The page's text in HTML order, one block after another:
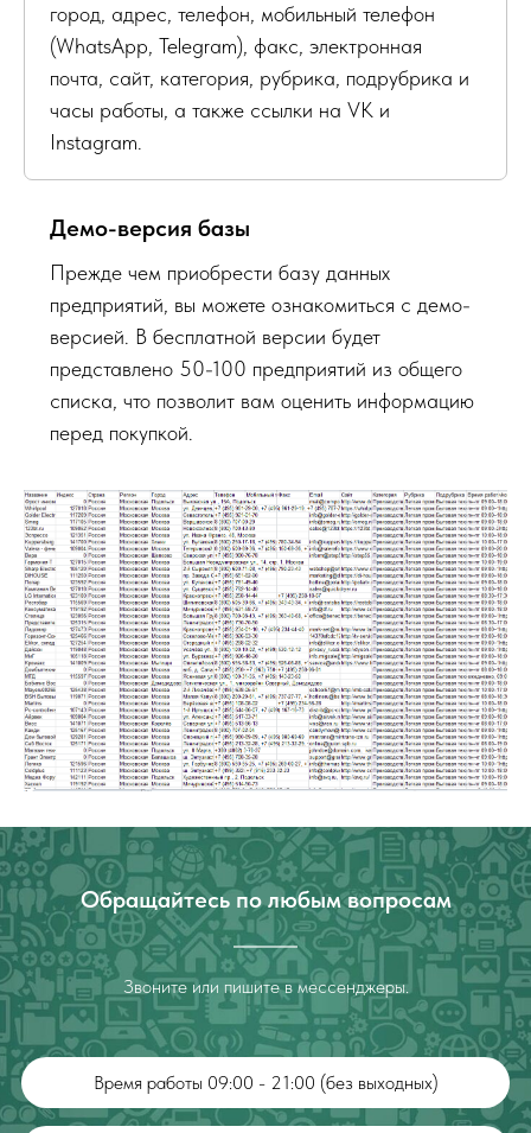
город, адрес, телефон, мобильный телефон
(WhatsApp, Telegram), факс, электронная
почта, сайт, категория, рубрика, подрубрика и
часы работы, а также ссылки на VK и
Instagram.
Демо-версия базы
Прежде чем приобрести базу данных
предприятий, вы можете ознакомиться с демо-
версией. В бесплатной версии будет
представлено 50-100 предприятий из общего
списка, что позволит вам оценить информацию
перед покупкой.
Обращайтесь по любым вопросам
Звоните или пишите в мессенджеры.
Время работы 09:00 - 21:00 (без выходных)